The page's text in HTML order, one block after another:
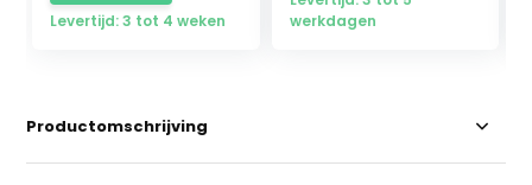
Levertijd: 3 tot 4 weken
werkdagen
Productomschrijving